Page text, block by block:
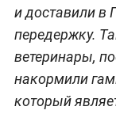
и доставили в
передержку.
ветеринары,
накормили
который